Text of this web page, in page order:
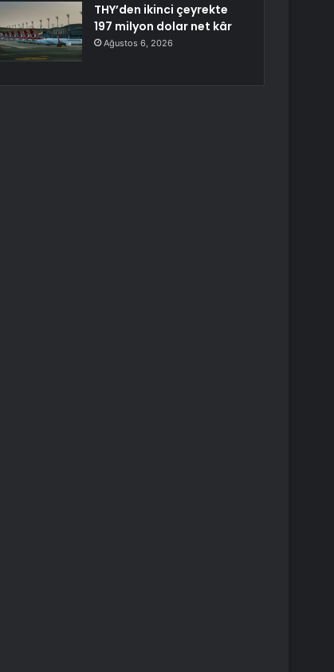
THY’den ikinci çeyrekte
197 milyon dolar net kâr
Ağustos 6, 2026